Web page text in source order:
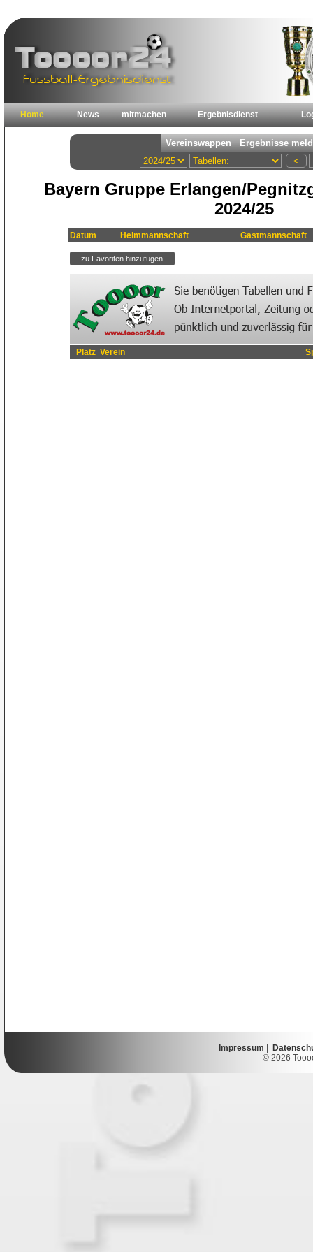
Home News mitmachen Ergebnisdienst
Bayern Gruppe Erlangen/
2024/25
Datum Heimmannschaft Gastmannschaft
Platz Verein
Impressum
© 2026